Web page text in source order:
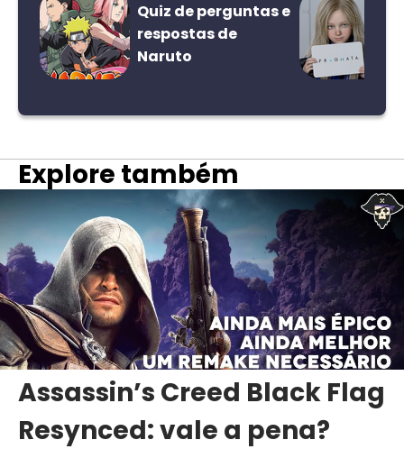
Quiz de perguntas e
respostas de
Naruto
Explore também
Assassin’s Creed Black Flag
Resynced: vale a pena?